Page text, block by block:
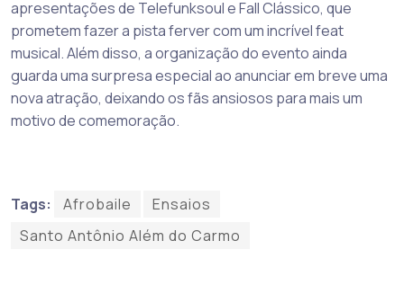
apresentações de Telefunksoul e Fall Clássico, que
prometem fazer a pista ferver com um incrível feat
musical. Além disso, a organização do evento ainda
guarda uma surpresa especial ao anunciar em breve uma
nova atração, deixando os fãs ansiosos para mais um
motivo de comemoração.
Tags: Afrobaile
Ensaios
Santo Antônio Além do Carmo